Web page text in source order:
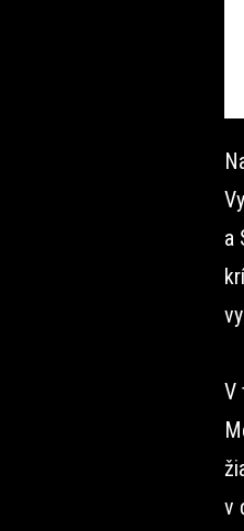
a
V
v